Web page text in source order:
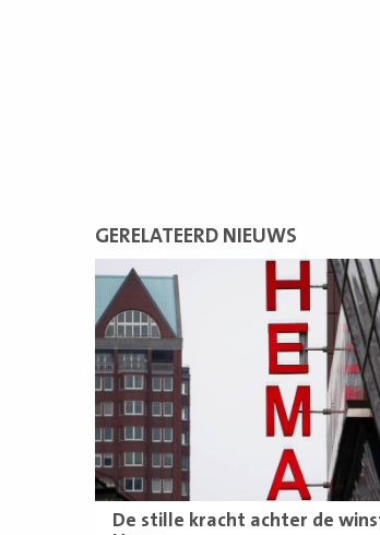
GERELATEERD NIEUWS
De stille kracht achter de
Lees
meer